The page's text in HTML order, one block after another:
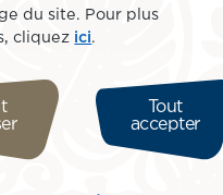
l'application Air Tahiti Nui :
du site. Pour plus
cliquez ici
Tout
accepter